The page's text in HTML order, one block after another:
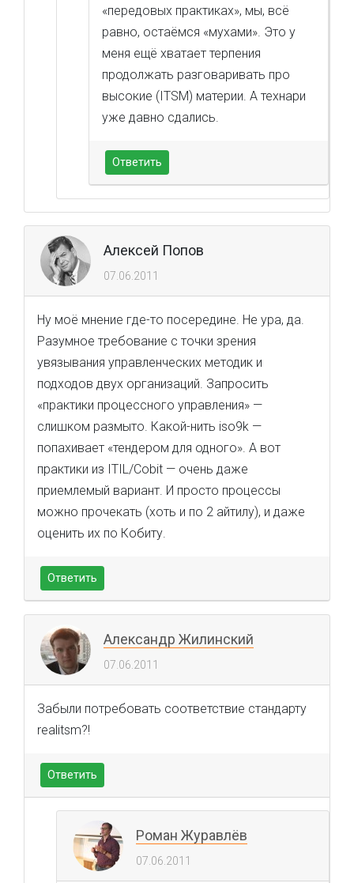
«передовых практиках», мы, всё
равно, остаёмся «мухами». Это у
меня ещё хватает терпения
продолжать разговаривать про
высокие (ITSM) материи. А технари
уже давно сдались.
Ответить
Алексей Попов
07.06.2011
Ну моё мнение где-то посередине. Не ура, да.
Разумное требование с точки зрения
увязывания управленческих методик и
подходов двух организаций. Запросить
«практики процессного управления» —
слишком размыто. Какой-нить iso9k —
попахивает «тендером для одного». А вот
практики из ITIL/Cobit — очень даже
приемлемый вариант. И просто процессы
можно прочекать (хоть и по 2 айтилу), и даже
оценить их по Кобиту.
Ответить
Александр Жилинский
07.06.2011
Забыли потребовать соответствие стандарту
realitsm?!
Ответить
Роман Журавлёв
07.06.2011